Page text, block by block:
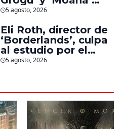
fueron decepciones
lograron algo
especial
5 agosto, 2026
Eli Roth, director de
‘Borderlands’, culpa
al estudio por el
fracaso de la
5 agosto, 2026